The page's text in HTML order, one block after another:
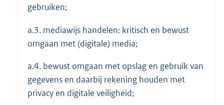
gebruiken;
a.3. mediawijs handelen: kritisch en bewust
omgaan met (digitale) media;
a.4. bewust omgaan met opslag en gebruik van
gegevens en daarbij rekening houden met
privacy en digitale veiligheid;